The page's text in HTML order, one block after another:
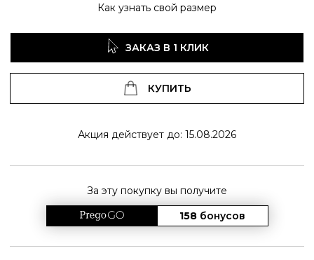
Как узнать свой размер
ЗАКАЗ В 1 КЛИК
КУПИТЬ
Акция действует до: 15.08.2026
За эту покупку вы получите
158 бонусов